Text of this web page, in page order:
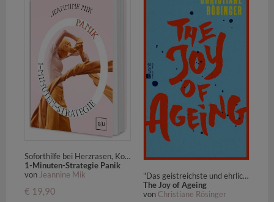
Soforthilfe bei Herzrasen, Kontrollverlust und Angstattacken
1-Minuten-Strategie Panik
von Jeannine Mik
€ 19,90
"Das geistreichste und ehrlichste Buch über das Altern, das man sich vorstellen kann" Meli Kiyak, Die Zeit
The Joy of Ageing
von Christiane Rösinger